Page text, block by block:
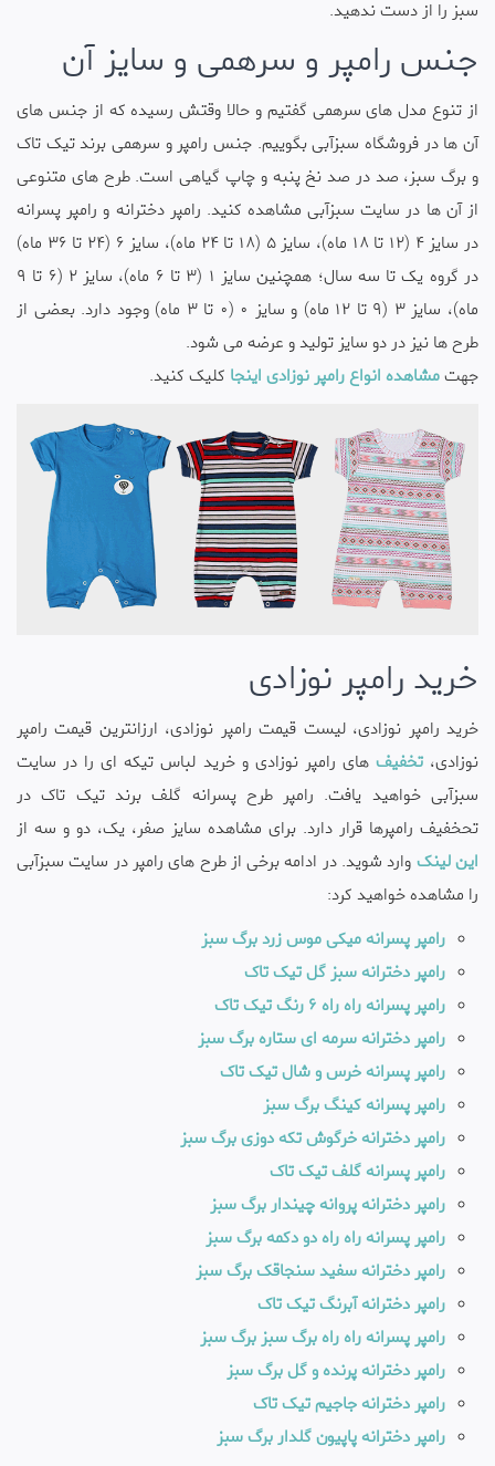
سبز را از دست ندهید.
جنس رامپر و سرهمی و سایز آن
از تنوع مدل های سرهمی گفتیم و حالا وقتش رسیده که از جنس های
آن ها در فروشگاه سبزآبی بگوییم. جنس رامپر و سرهمی برند تیک تاک
و برگ سبز، صد در صد نخ پنبه و چاپ گیاهی است. طرح های متنوعی
از آن ها در سایت سبزآبی مشاهده کنید. رامپر دخترانه و رامپر پسرانه
در سایز 4 (12 تا 18 ماه)، سایز 5 (18 تا 24 ماه)، سایز 6 (24 تا 36 ماه)
در گروه یک تا سه سال؛ همچنین سایز 1 (3 تا 6 ماه)، سایز 2 (6 تا 9
ماه)، سایز 3 (9 تا 12 ماه) و سایز 0 (0 تا 3 ماه) وجود دارد. بعضی از
طرح ها نیز در دو سایز تولید و عرضه می شود.
جهتمشاهده انواع رامپر نوزادی اینجا کلیک کنید.
خرید رامپر نوزادی
خرید رامپر نوزادی، لیست قیمت رامپر نوزادی، ارزانترین قیمت رامپر
نوزادی،تخفیف های رامپر نوزادی و خرید لباس تیکه ای را در سایت
سبزآبی خواهید یافت. رامپر طرح پسرانه گلف برند تیک تاک در
تحخفیف رامپرها قرار دارد. برای مشاهده سایز صفر، یک، دو و سه از
این لینک وارد شوید. در ادامه برخی از طرح های رامپر در سایت سبزآبی
را مشاهده خواهید کرد:
رامپر پسرانه میکی موس زرد برگ سبز
رامپر دخترانه سبز گل تیک تاک
رامپر پسرانه راه راه 6 رنگ تیک تاک
رامپر دخترانه سرمه ای ستاره برگ سبز
رامپر پسرانه خرس و شال تیک تاک
رامپر پسرانه کینگ برگ سبز
رامپر دخترانه خرگوش تکه دوزی برگ سبز
رامپر پسرانه گلف تیک تاک
رامپر دخترانه پروانه چیندار برگ سبز
رامپر پسرانه راه راه دو دکمه برگ سبز
رامپر دخترانه سفید سنجاقک برگ سبز
رامپر دخترانه آبرنگ تیک تاک
رامپر پسرانه راه راه برگ سبز برگ سبز
رامپر دخترانه پرنده و گل برگ سبز
رامپر دخترانه جاجیم تیک تاک
رامپر دخترانه پاپیون گلدار برگ سبز